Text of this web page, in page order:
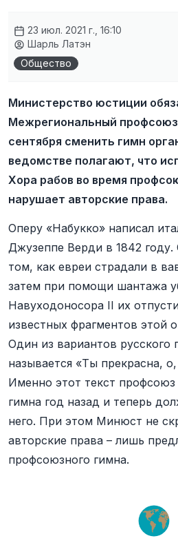
23 июл. 2021 г., 16:10
Шарль Латэн
Общество
Министерство юстиции
Межрегиональный профсоюз
сентября сменить гимн
ведомстве полагают, что
Хора рабов во время
нарушает авторские права.
Оперу «Набукко» написал
Джузеппе Верди в 1842 году.
том, как евреи страдали в
затем при помощи шантажа
Навуходоносора II их
известных фрагментов этой
Один из вариантов русского
называется «Ты прекрасна,
Именно этот текст профсоюз
гимна год назад и теперь
него. При этом Минюст не
авторские права – лишь
профсоюзного гимна.